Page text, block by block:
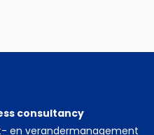
consultancy
en verandermanagement